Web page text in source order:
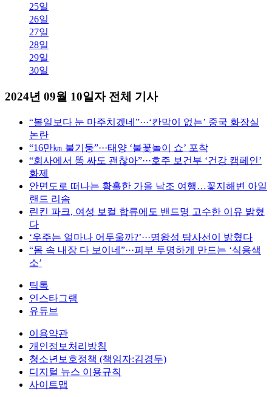
25일
26일
27일
28일
29일
30일
2024년 09월 10일자 전체 기사
“볼일보다 눈 마주치겠네”···‘칸막이 없는’ 중국 화장실
논란
“16만㎞ 불기둥”···태양 ‘불꽃놀이 쇼’ 포착
“회사에서 똥 싸도 괜찮아”···호주 보건부 ‘건강 캠페인’
화제
안면도로 떠나는 황홀한 가을 낙조 여행…꽃지해변 아일
랜드 리솜
린킨 파크, 여성 보컬 합류에도 밴드명 고수한 이유 밝혔
다
‘우주는 얼마나 어두울까?’···명왕성 탐사선이 밝혔다
“몸 속 내장 다 보이네”···피부 투명하게 만드는 ‘식용색
소’
틱톡
인스타그램
유튜브
이용약관
개인정보처리방침
청소년보호정책 (책임자:김경두)
디지털 뉴스 이용규칙
사이트맵